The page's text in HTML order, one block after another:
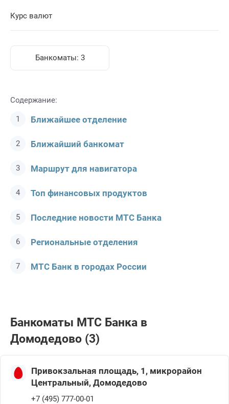
Курс валют
Банкоматы: 3
Содержание:
Ближайшее отделение
Ближайший банкомат
Маршрут для навигатора
Топ финансовых продуктов
Последние новости МТС Банкa
Региональные отделения
МТС Банк в городах России
Банкоматы МТС Банкa в
Домодедово (3)
Привокзальная площадь, 1, микрорайон
Центральный, Домодедово
+7 (495) 777-00-01